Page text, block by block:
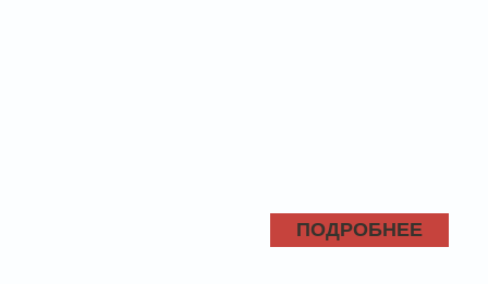
ПОДРОБНЕЕ